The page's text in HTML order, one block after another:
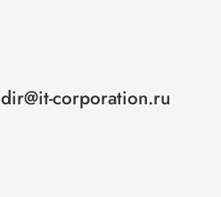
dir@it-corporation.ru